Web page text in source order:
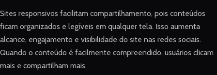
Sites responsivos facilitam compartilhamento, pois conteúdos
ficam organizados e legíveis em qualquer tela. Isso aumenta
alcance, engajamento e visibilidade do site nas redes sociais.
Quando o conteúdo é facilmente compreendido, usuários clicam
mais e compartilham mais.